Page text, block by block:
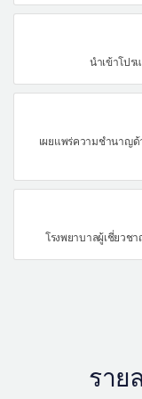
นำเข้าโปร
เผยแพร่ความชำนาญด้
โรงพยาบาลผู้เชี่ยวช
ราย